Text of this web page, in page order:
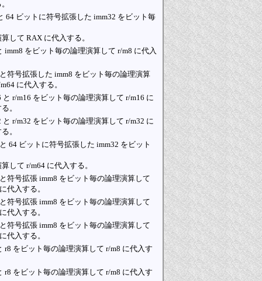
64 ビットに符号拡張した imm32 をビット毎
して RAX に代入する。
imm8 をビット毎の論理演算して r/m8 に代入
符号拡張した imm8 をビット毎の論理演算
に代入する。
と r/m16 をビット毎の論理演算して r/m16 に
。
と r/m32 をビット毎の論理演算して r/m32 に
。
64 ビットに符号拡張した imm32 をビット
して r/m64 に代入する。
符号拡張 imm8 をビット毎の論理演算して
代入する。
符号拡張 imm8 をビット毎の論理演算して
代入する。
符号拡張 imm8 をビット毎の論理演算して
代入する。
r8 をビット毎の論理演算して r/m8 に代入す
r8 をビット毎の論理演算して r/m8 に代入す